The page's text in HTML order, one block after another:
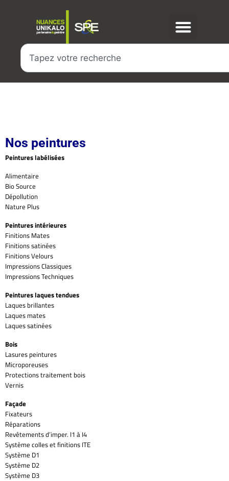
Nos peintures
Peintures labélisées
Alimentaire
Bio Source
Dépollution
Nature Plus
Peintures intérieures
Finitions Mates
Finitions satinées
Finitions Velours
Impressions Classiques
Impressions Techniques
Peintures laques tendues
Laques brillantes
Laques mates
Laques satinées
Bois
Lasures peintures
Microporeuses
Protections traitement bois
Vernis
Façade
Fixateurs
Réparations
Revêtements d’imper. I1 à I4
Système colles et finitions ITE
Système D1
Système D2
Système D3